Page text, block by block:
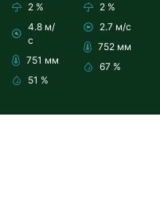
2 %
4.8 м/
с
751 мм
51 %
2 %
2.7 м/с
752 мм
67 %